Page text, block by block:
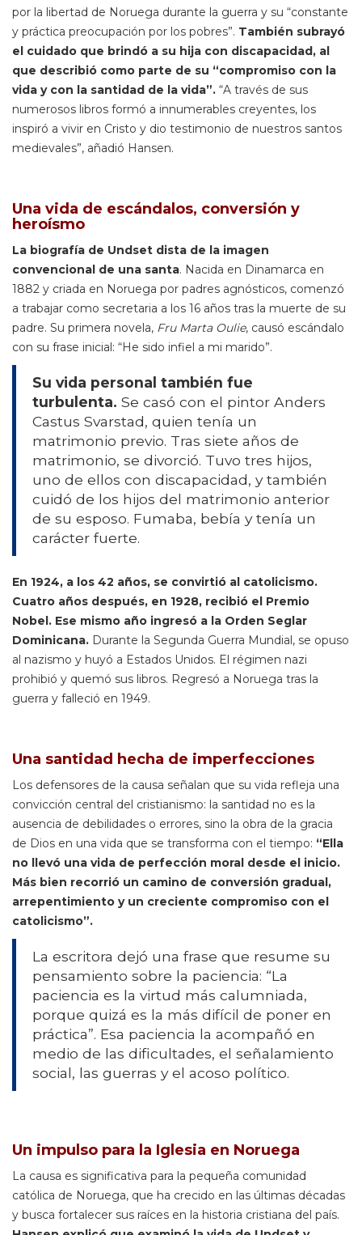
por la libertad de Noruega durante la guerra y su “constante
y práctica preocupación por los pobres”. También subrayó
el cuidado que brindó a su hija con discapacidad, al
que describió como parte de su “compromiso con la
vida y con la santidad de la vida”. “A través de sus
numerosos libros formó a innumerables creyentes, los
inspiró a vivir en Cristo y dio testimonio de nuestros santos
medievales”, añadió Hansen.
Una vida de escándalos, conversión y
heroísmo
La biografía de Undset dista de la imagen
convencional de una santa. Nacida en Dinamarca en
1882 y criada en Noruega por padres agnósticos, comenzó
a trabajar como secretaria a los 16 años tras la muerte de su
padre. Su primera novela, Fru Marta Oulie, causó escándalo
con su frase inicial: “He sido infiel a mi marido”.
Su vida personal también fue
turbulenta. Se casó con el pintor Anders
Castus Svarstad, quien tenía un
matrimonio previo. Tras siete años de
matrimonio, se divorció. Tuvo tres hijos,
uno de ellos con discapacidad, y también
cuidó de los hijos del matrimonio anterior
de su esposo. Fumaba, bebía y tenía un
carácter fuerte.
En 1924, a los 42 años, se convirtió al catolicismo.
Cuatro años después, en 1928, recibió el Premio
Nobel. Ese mismo año ingresó a la Orden Seglar
Dominicana. Durante la Segunda Guerra Mundial, se opuso
al nazismo y huyó a Estados Unidos. El régimen nazi
prohibió y quemó sus libros. Regresó a Noruega tras la
guerra y falleció en 1949.
Una santidad hecha de imperfecciones
Los defensores de la causa señalan que su vida refleja una
convicción central del cristianismo: la santidad no es la
ausencia de debilidades o errores, sino la obra de la gracia
de Dios en una vida que se transforma con el tiempo: “Ella
no llevó una vida de perfección moral desde el inicio.
Más bien recorrió un camino de conversión gradual,
arrepentimiento y un creciente compromiso con el
catolicismo”.
La escritora dejó una frase que resume su
pensamiento sobre la paciencia: “La
paciencia es la virtud más calumniada,
porque quizá es la más difícil de poner en
práctica”. Esa paciencia la acompañó en
medio de las dificultades, el señalamiento
social, las guerras y el acoso político.
Un impulso para la Iglesia en Noruega
La causa es significativa para la pequeña comunidad
católica de Noruega, que ha crecido en las últimas décadas
y busca fortalecer sus raíces en la historia cristiana del país.